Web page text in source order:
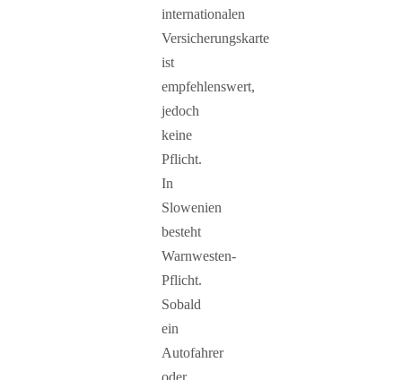
internationalen
Versicherungskarte
ist
empfehlenswert,
jedoch
keine
Pflicht.
In
Slowenien
besteht
Warnwesten-
Pflicht.
Sobald
ein
Autofahrer